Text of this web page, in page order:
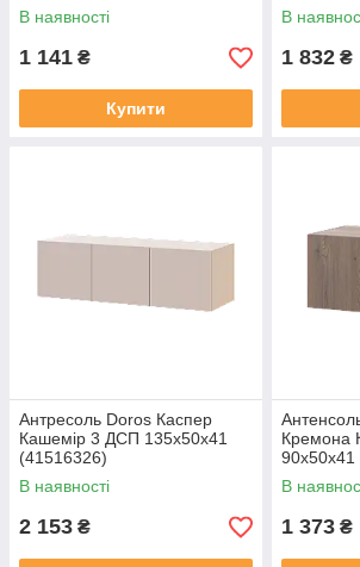
В наявності
1 141 ₴
Купити
В
1 832 ₴
Антресоль Doros Каспер
Кашемір 3 ДСП 135х50х41
(41516326)
В наявності
2 153 ₴
Кремона
В
1 373 ₴